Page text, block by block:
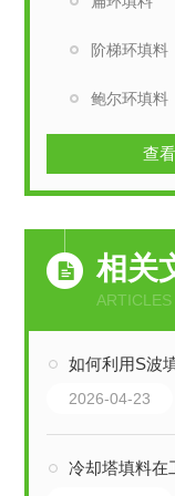
阶梯环填料
鲍尔环填料
查
相关
ARTICLES
如何利用S波填
2026-04-23
冷却塔填料在